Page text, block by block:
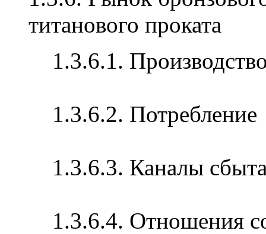
титанового проката
1.3.6.1.
1.3.6.2. Потребление
1.3.6.3. Каналы
1.3.6.4. Отношения